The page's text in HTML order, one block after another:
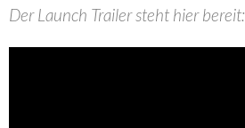
Der Launch Trailer steht hier bereit: